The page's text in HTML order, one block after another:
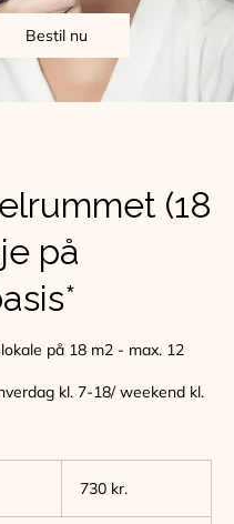
Bestil nu
(18
på
på 18 m2 - max. 12
kl. 7-18/ weekend kl.
kroner730 kr.